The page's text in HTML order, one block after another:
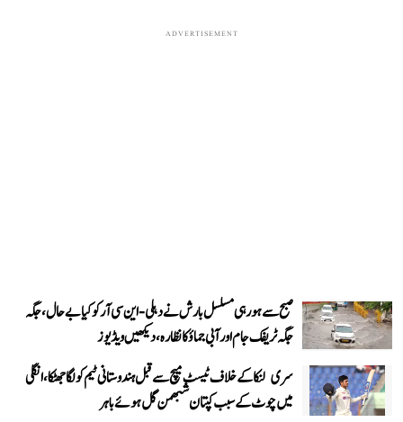
ADVERTISEMENT
صبح سے ہو رہی مسلسل بارش نے دہلی-این سی آر کو کیا بے حال، جگہ
جگہ ٹریفک جام اور آبی جماؤ کا نظارہ، دیکھیں ویڈیوز
سری لنکا کے خلاف ٹیسٹ میچ سے قبل ہندوستانی ٹیم کو لگا جھٹکا، انگلی
میں چوٹ کے سبب کپتان شبھمن گل ہوئے باہر